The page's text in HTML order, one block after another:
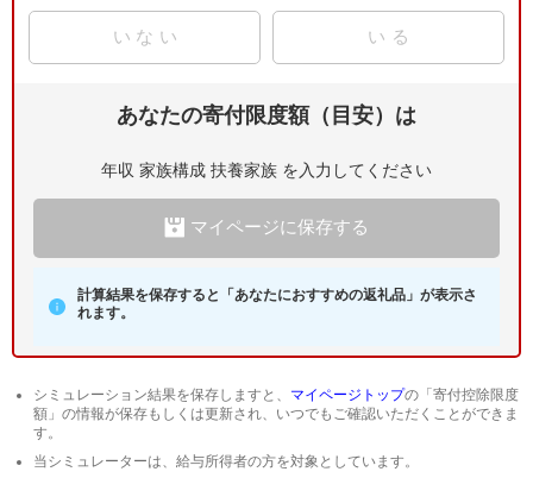
あり
配偶者の給与収入が201万円以上の方は「なし」を選択
いない いる
1人 2人
19～22歳 1人 2人 3人～
あなたの寄付限度額（目安）は
年収 家族構成 扶養家族 を入力してください
マイページに保存する
計算結果を保存すると「あなたにおすすめの返礼品」が表示さ
れます。
シミュレーション結果を保存しますと、 マイページトップの「寄付控除限度
額」の情報が保存もしくは更新され、いつでもご確認いただくことができま
す。
当シミュレーターは、給与所得者の方を対象としています。